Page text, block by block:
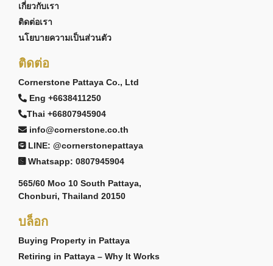
เกี่ยวกับเรา
ติดต่อเรา
นโยบายความเป็นส่วนตัว
ติดต่อ
Cornerstone Pattaya Co., Ltd
Eng +6638411250
Thai +66807945904
info@cornerstone.co.th
LINE: @cornerstonepattaya
Whatsapp: 0807945904
565/60 Moo 10 South Pattaya,
Chonburi, Thailand 20150
บล็อก
Buying Property in Pattaya
Retiring in Pattaya – Why It Works